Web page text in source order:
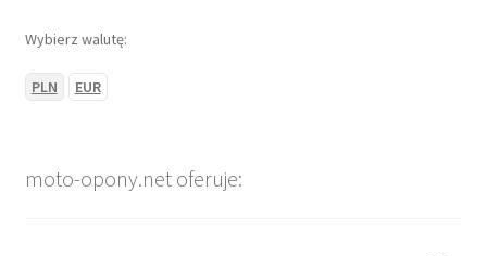
Wybierz walutę:
PLN EUR
moto-opony.net oferuje: